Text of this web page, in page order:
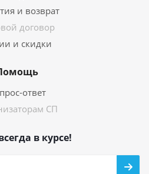
и возврат
договор
и скидки
ответ
СП
в курсе!